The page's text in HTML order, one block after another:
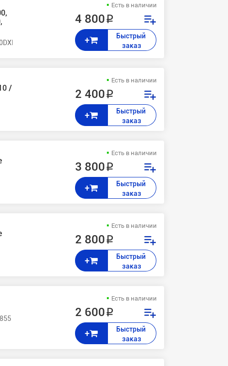
Есть в наличии
4 800 ₽
+
Быстрый
заказ
/
Есть в наличии
2 400 ₽
+
Быстрый
заказ
Есть в наличии
3 800 ₽
+
Быстрый
заказ
Есть в наличии
2 800 ₽
+
Быстрый
заказ
/ 7845 / 7835 / 7830 / 7556 / 7545 / 7535 / 7530 / 7435 / 7425
Есть в наличии
2 600 ₽
+
Быстрый
заказ